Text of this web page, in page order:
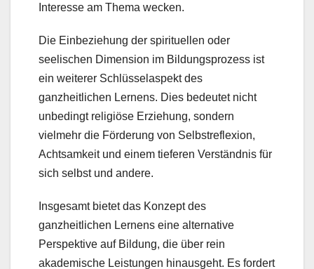
Interesse am Thema wecken.
Die Einbeziehung der spirituellen oder
seelischen Dimension im Bildungsprozess ist
ein weiterer Schlüsselaspekt des
ganzheitlichen Lernens. Dies bedeutet nicht
unbedingt religiöse Erziehung, sondern
vielmehr die Förderung von Selbstreflexion,
Achtsamkeit und einem tieferen Verständnis für
sich selbst und andere.
Insgesamt bietet das Konzept des
ganzheitlichen Lernens eine alternative
Perspektive auf Bildung, die über rein
akademische Leistungen hinausgeht. Es fordert